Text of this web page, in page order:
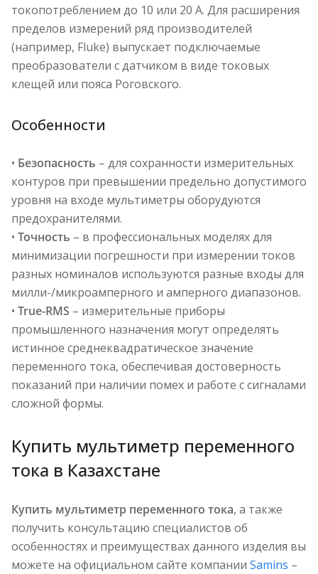
токопотреблением до 10 или 20 А. Для расширения
пределов измерений ряд производителей
(например, Fluke) выпускает подключаемые
преобразователи с датчиком в виде токовых
клещей или пояса Роговского.
Особенности
• Безопасность – для сохранности измерительных
контуров при превышении предельно допустимого
уровня на входе мультиметры оборудуются
предохранителями.
• Точность – в профессиональных моделях для
минимизации погрешности при измерении токов
разных номиналов используются разные входы для
милли-/микроамперного и амперного диапазонов.
• True-RMS – измерительные приборы
промышленного назначения могут определять
истинное среднеквадратическое значение
переменного тока, обеспечивая достоверность
показаний при наличии помех и работе с сигналами
сложной формы.
Купить мультиметр переменного
тока в Казахстане
Купить мультиметр переменного тока, а также
получить консультацию специалистов об
особенностях и преимуществах данного изделия вы
можете на официальном сайте компании Samins –